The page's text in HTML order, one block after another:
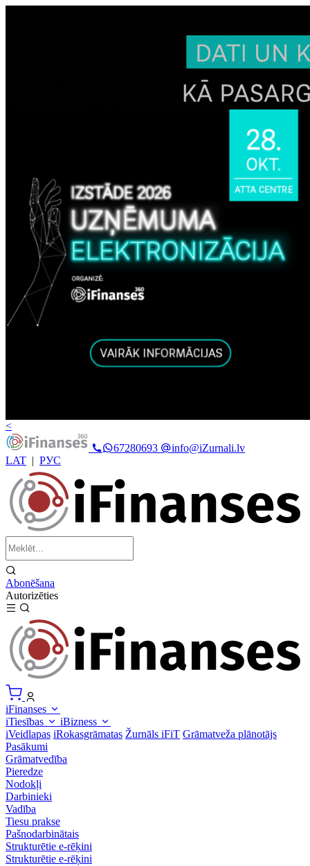
<
67280693
info@iZurnali.lv
LAT | РУС
Abonēšana
Autorizēties
iFinanses
iTiesības
iBizness
iVeidlapas iRokasgrāmatas Žurnāls iFiT Grāmatveža plānotājs
Pasākumi
Grāmatvedība
Pieredze
Nodokļi
Darbinieki
Vadība
Tiesu prakse
Pašnodarbinātais
Strukturētie e-rēķini
Strukturētie e-rēķini